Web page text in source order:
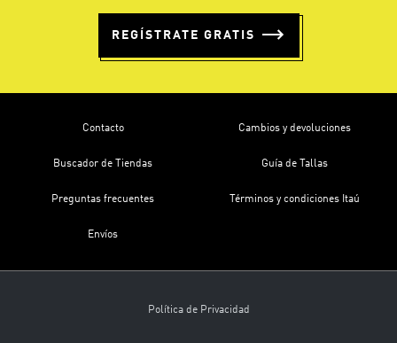
REGÍSTRATE GRATIS
Contacto
Buscador de Tiendas
Preguntas frecuentes
Envíos
Cambios y devoluciones
Guía de Tallas
Términos y condiciones Itaú
Política de Privacidad